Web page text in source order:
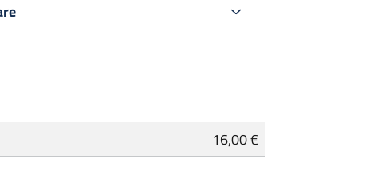
16,00 €